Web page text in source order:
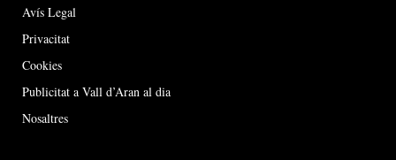
Avís Legal
Privacitat
Cookies
Publicitat a Vall d’Aran al dia
Nosaltres